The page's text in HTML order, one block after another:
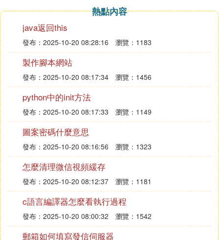
f = urllib2.urlopen(request)
print(f.read())
LoginUrl = "https://kyfw.12306.cn/otn/login/loginAysn
Suggest";
dc = {
'randCode' : codeStr,
'userDTO.password' : "你的密碼",
'loginUserDTO.user_name': "你的賬號"
PS：運行出錯的話按照報錯稍微調整一下，應該沒
問題，之前我用來查票的。
熱點內容
java返回this
發布：2025-10-20 08:28:16 瀏覽：1183
製作腳本網站
發布：2025-10-20 08:17:34 瀏覽：1456
python中的init方法
發布：2025-10-20 08:17:33 瀏覽：1149
圖案密碼什麼意思
發布：2025-10-20 08:16:56 瀏覽：1323
怎麼清理微信視頻緩存
發布：2025-10-20 08:12:37 瀏覽：1181
c語言編譯器怎麼看執行過程
發布：2025-10-20 08:00:32 瀏覽：1542
郵箱如何填寫發信伺服器